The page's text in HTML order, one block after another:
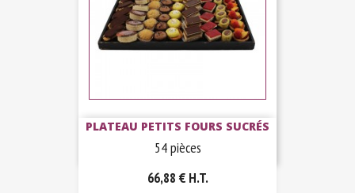
PLATEAU PETITS FOURS SUCRÉS
54 pièces
66,88 € H.T.